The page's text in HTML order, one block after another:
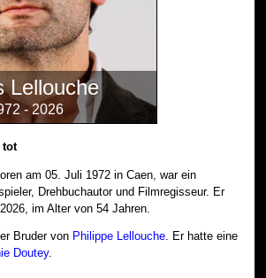
Lellouche
- 2026
tot
am 05. Juli 1972 in Caen, war ein
Drehbuchautor und Filmregisseur. Er
im Alter von 54 Jahren.
Bruder von Philippe Lellouche. Er hatte eine
Doutey.